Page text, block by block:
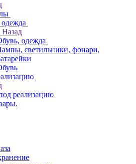
Назад
одежда
светильники, фонари,
реализацию